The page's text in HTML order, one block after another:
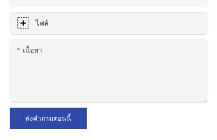
ไฟล์
เนื้อหา
ส่งคำถามตอนนี้